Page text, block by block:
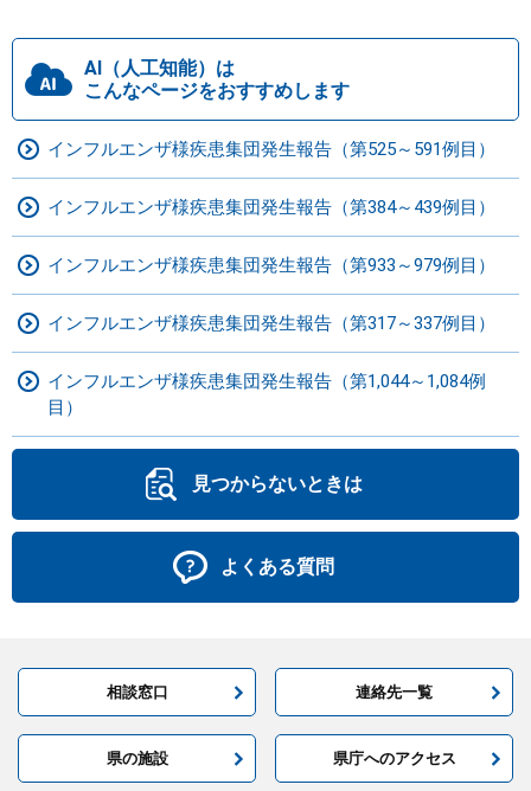
AI（人工知能）は
こんなページをおすすめします
インフルエンザ様疾患集団発生報告（第525～591例目）
インフルエンザ様疾患集団発生報告（第384～439例目）
インフルエンザ様疾患集団発生報告（第933～979例目）
インフルエンザ様疾患集団発生報告（第317～337例目）
インフルエンザ様疾患集団発生報告（第1,044～1,084例
目）
見つからないときは
よくある質問
相談窓口 連絡先一覧
県の施設 県庁へのアクセス